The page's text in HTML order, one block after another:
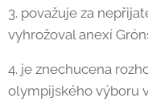
3. považuje za
vyhrožoval anexí
4. je znechucena
olympijského výboru